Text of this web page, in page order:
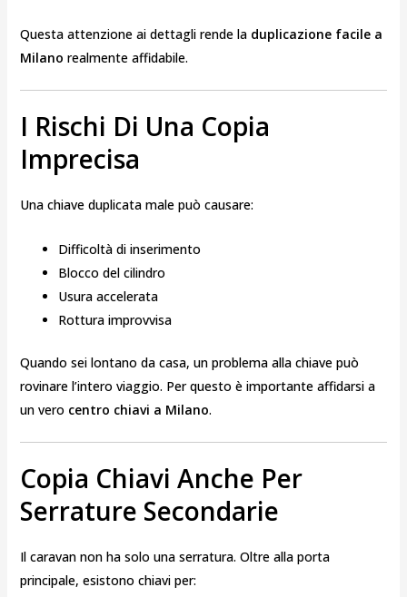
Questa attenzione ai dettagli rende la duplicazione facile a
Milano realmente affidabile.
I Rischi Di Una Copia
Imprecisa
Una chiave duplicata male può causare:
Difficoltà di inserimento
Blocco del cilindro
Usura accelerata
Rottura improvvisa
Quando sei lontano da casa, un problema alla chiave può
rovinare l’intero viaggio. Per questo è importante affidarsi a
un vero centro chiavi a Milano.
Copia Chiavi Anche Per
Serrature Secondarie
Il caravan non ha solo una serratura. Oltre alla porta
principale, esistono chiavi per: